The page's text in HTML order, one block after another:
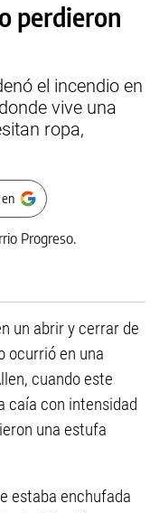
perdieron
el incendio en
vive una
ropa,
un abrir y cerrar de
ocurrió en una
cuando este
caía con intensidad
una estufa
estaba enchufada